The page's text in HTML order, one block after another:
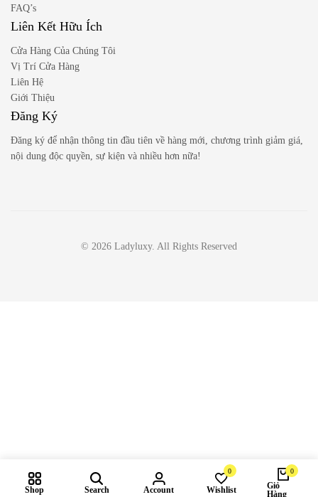
FAQ’s
Liên Kết Hữu Ích
Cửa Hàng Của Chúng Tôi
Vị Trí Cửa Hàng
Liên Hệ
Giới Thiệu
Đăng Ký
Đăng ký để nhận thông tin đầu tiên về hàng mới, chương trình giảm giá,
nội dung độc quyền, sự kiện và nhiều hơn nữa!
© 2026 Ladyluxy. All Rights Reserved
Shop Search Account
0
Wishlist
0
Giỏ
Hàng